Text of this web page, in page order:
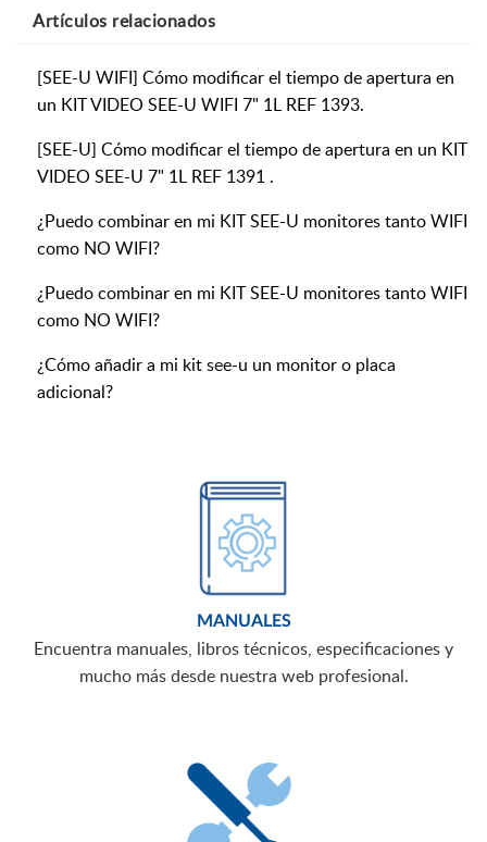
Artículos relacionados
[SEE-U WIFI] Cómo modificar el tiempo de apertura en
un KIT VIDEO SEE-U WIFI 7" 1L REF 1393.
[SEE-U] Cómo modificar el tiempo de apertura en un KIT
VIDEO SEE-U 7" 1L REF 1391 .
¿Puedo combinar en mi KIT SEE-U monitores tanto WIFI
como NO WIFI?
¿Puedo combinar en mi KIT SEE-U monitores tanto WIFI
como NO WIFI?
¿Cómo añadir a mi kit see-u un monitor o placa
adicional?
MANUALES
Encuentra manuales, libros técnicos, especificaciones y
mucho más desde nuestra web profesional.